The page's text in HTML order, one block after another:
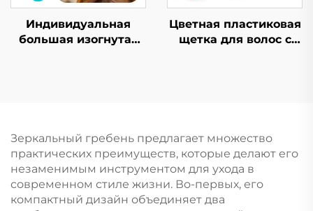
Индивидуальная
большая изогнутая
для парика,
ребристый логотип в
комплекте
Цветная пластиковая
щетка для волос с
Зеркальный гребень предлагает множество
практических преимуществ, которые делают его
незаменимым инструментом для ухода в
современном стиле жизни. Во-первых, его
компактный дизайн объединяет два